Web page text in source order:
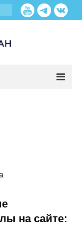
на сайте: